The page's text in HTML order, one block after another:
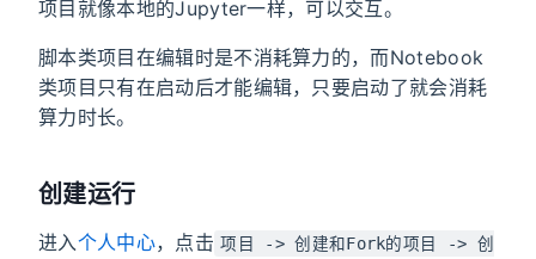
项目就像本地的Jupyter一样，可以交互。
脚本类项目在编辑时是不消耗算力的，而Notebook
类项目只有在启动后才能编辑，只要启动了就会消耗
算力时长。
创建运行
进入个人中心，点击 项目 -> 创建和Fork的项目 -> 创